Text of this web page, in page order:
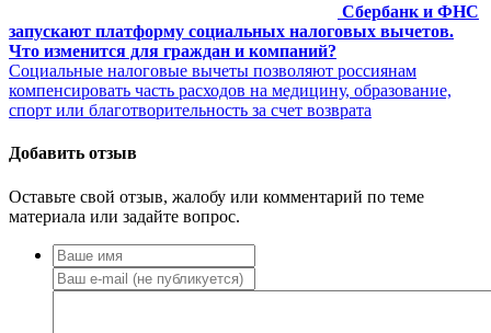
Сбербанк и ФНС
запускают платформу социальных налоговых вычетов.
Что изменится для граждан и компаний?
Социальные налоговые вычеты позволяют россиянам
компенсировать часть расходов на медицину, образование,
спорт или благотворительность за счет возврата
Добавить отзыв
Оставьте свой отзыв, жалобу или комментарий по теме
материала или задайте вопрос.